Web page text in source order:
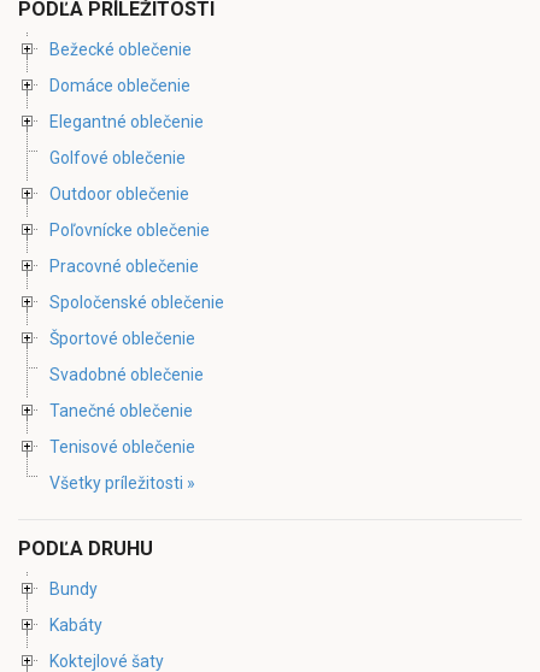
PODĽA PRÍLEŽITOSTI
Bežecké oblečenie
Domáce oblečenie
Elegantné oblečenie
Golfové oblečenie
Outdoor oblečenie
Poľovnícke oblečenie
Pracovné oblečenie
Spoločenské oblečenie
Športové oblečenie
Svadobné oblečenie
Tanečné oblečenie
Tenisové oblečenie
Všetky príležitosti »
PODĽA DRUHU
Bundy
Kabáty
Koktejlové šaty